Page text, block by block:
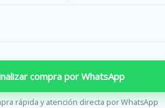
compra por WhatsApp
rápida y atención directa por WhatsApp